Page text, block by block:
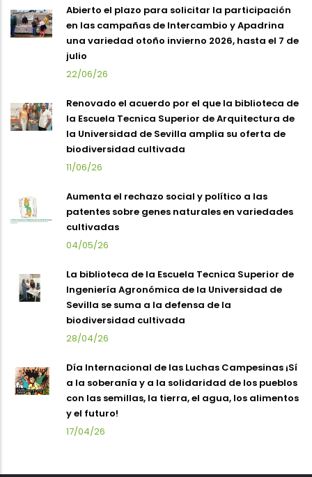
Abierto el plazo para solicitar la participación
en las campañas de Intercambio y Apadrina
una variedad otoño invierno 2026, hasta el 7 de
julio
22/06/26
Renovado el acuerdo por el que la biblioteca de
la Escuela Tecnica Superior de Arquitectura de
la Universidad de Sevilla amplia su oferta de
biodiversidad cultivada
11/06/26
Aumenta el rechazo social y político a las
patentes sobre genes naturales en variedades
cultivadas
04/05/26
La biblioteca de la Escuela Tecnica Superior de
Ingeniería Agronómica de la Universidad de
Sevilla se suma a la defensa de la
biodiversidad cultivada
28/04/26
Día Internacional de las Luchas Campesinas ¡Sí
a la soberanía y a la solidaridad de los pueblos
con las semillas, la tierra, el agua, los alimentos
y el futuro!
17/04/26